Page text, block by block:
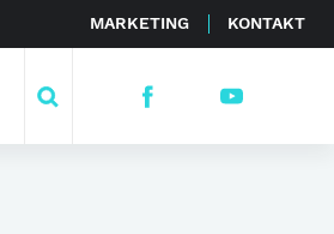
MARKETING KONTAKT